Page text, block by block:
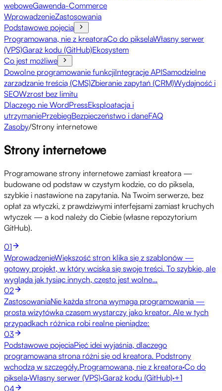
weboweGawenda-Commerce
WprowadzenieZastosowania
Podstawowe pojęcia
Programowana, nie z kreatoraCo do pikselaWłasny serwer
(VPS)Garaż kodu (GitHub)Ekosystem
Co jest możliwe
Dowolne programowanie funkcjiIntegracje APISamodzielne
zarządzanie treścią (CMS)Zbieranie zapytań (CRM)Wydajność i
SEOWzrost bez limitu
Dlaczego nie WordPressEksploatacja i
utrzymaniePrzebiegBezpieczeństwo i daneFAQ
Zasoby/Strony internetowe
Strony internetowe
Programowane strony internetowe zamiast kreatora —
budowane od podstaw w czystym kodzie, co do piksela,
szybkie i nastawione na zapytania. Na Twoim serwerze, bez
opłat za wtyczki, z prawdziwymi interfejsami zamiast kruchych
wtyczek — a kod należy do Ciebie (własne repozytorium
GitHub).
01
WprowadzenieWiększość stron klika się z szablonów —
gotowy projekt, w który wciska się swoje treści. To szybkie, ale
wygląda jak tysiąc innych, często jest wolne…
02
ZastosowaniaNie każda strona wymaga programowania —
prosta wizytówka czasem wystarczy jako kreator. Ale w tych
przypadkach różnica robi realne pieniądze:
03
Podstawowe pojęciaPięć idei wyjaśnia, dlaczego
programowana strona różni się od kreatora. Podstrony
wchodzą w szczegóły.Programowana, nie z kreatora·Co do
piksela·Własny serwer (VPS)·Garaż kodu (GitHub)·+1
04